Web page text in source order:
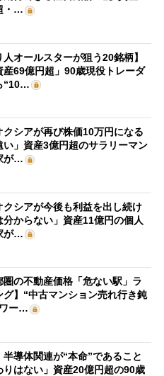
・…
人オールスターが狙う20銘柄】
産69億円超」90歳現役トレーダ
“10…
クシアが再び株価10万円になる
い」資産3億円超のサラリーマン
が…
クシアが今後も利益を出し続け
分からない」資産11億円の個人
が…
圏の不動産価格「危ない駅」ラ
グ】“中古マンション売れ行き鈍
ー…
半導体関連が“本命”であること
りはない」資産20億円超の90歳